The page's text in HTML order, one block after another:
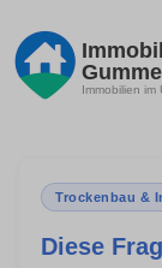
Immobilien im
Trockenbau &
Diese